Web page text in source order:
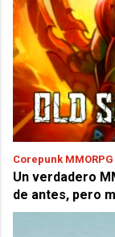
Corepunk MMORPG
Un verdadero
de antes, pero